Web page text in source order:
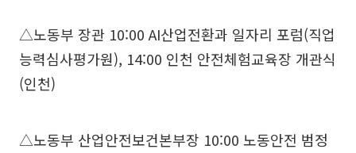
△노동부 장관 10:00 AI산업전환과 일자리 포럼(직업
능력심사평가원), 14:00 인천 안전체험교육장 개관식
(인천)
△노동부 산업안전보건본부장 10:00 노동안전 범정